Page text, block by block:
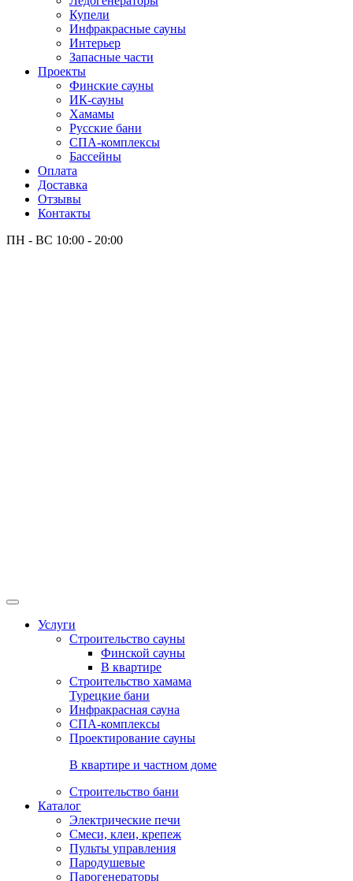
Купели
Инфракрасные сауны
Интерьер
Запасные части
Проекты
Финские сауны
ИК-сауны
Хамамы
Русские бани
СПА-комплексы
Бассейны
Оплата
Доставка
Отзывы
Контакты
ПН - ВС 10:00 - 20:00
Услуги
Строительство сауны
Финской сауны
В квартире
Строительство хамама
Турецкие бани
Инфракрасная сауна
СПА-комплексы
Проектирование сауны
В квартире и частном доме
Строительство бани
Каталог
Электрические печи
Смеси, клеи, крепеж
Пульты управления
Пародушевые
Парогенераторы